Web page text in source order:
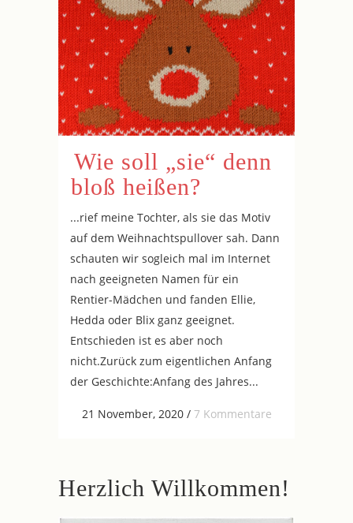
Wie soll „sie“ denn
bloß heißen?
...rief meine Tochter, als sie das Motiv
auf dem Weihnachtspullover sah. Dann
schauten wir sogleich mal im Internet
nach geeigneten Namen für ein
Rentier-Mädchen und fanden Ellie,
Hedda oder Blix ganz geeignet.
Entschieden ist es aber noch
nicht.Zurück zum eigentlichen Anfang
der Geschichte:Anfang des Jahres...
21 November, 2020/ 7 Kommentare
Herzlich Willkommen!